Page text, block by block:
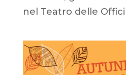
nel Teatro delle